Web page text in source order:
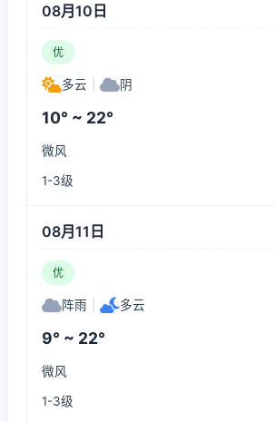
08月10日
优
多云 阴
10° ~ 22°
微风
1-3级
08月11日
优
阵雨 多云
9° ~ 22°
微风
1-3级